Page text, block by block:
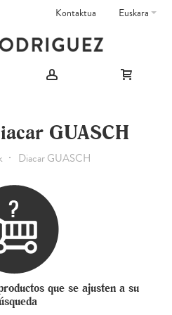
Euskara
Kontaktua
GUASCH
Diacar GUASCH
que se ajusten a su